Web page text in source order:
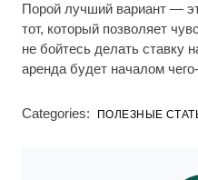
Порой лучший вариант —
тот, который позволяет
не бойтесь делать ставку
аренда будет началом
Categories: ПОЛЕЗНЫЕ